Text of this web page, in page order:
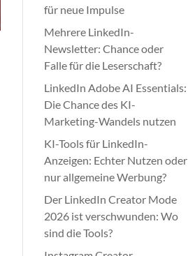
für neue Impulse
Mehrere LinkedIn-
Newsletter: Chance oder
Falle für die Leserschaft?
LinkedIn Adobe AI Essentials:
Die Chance des KI-
Marketing-Wandels nutzen
KI-Tools für LinkedIn-
Anzeigen: Echter Nutzen oder
nur allgemeine Werbung?
Der LinkedIn Creator Mode
2026 ist verschwunden: Wo
sind die Tools?